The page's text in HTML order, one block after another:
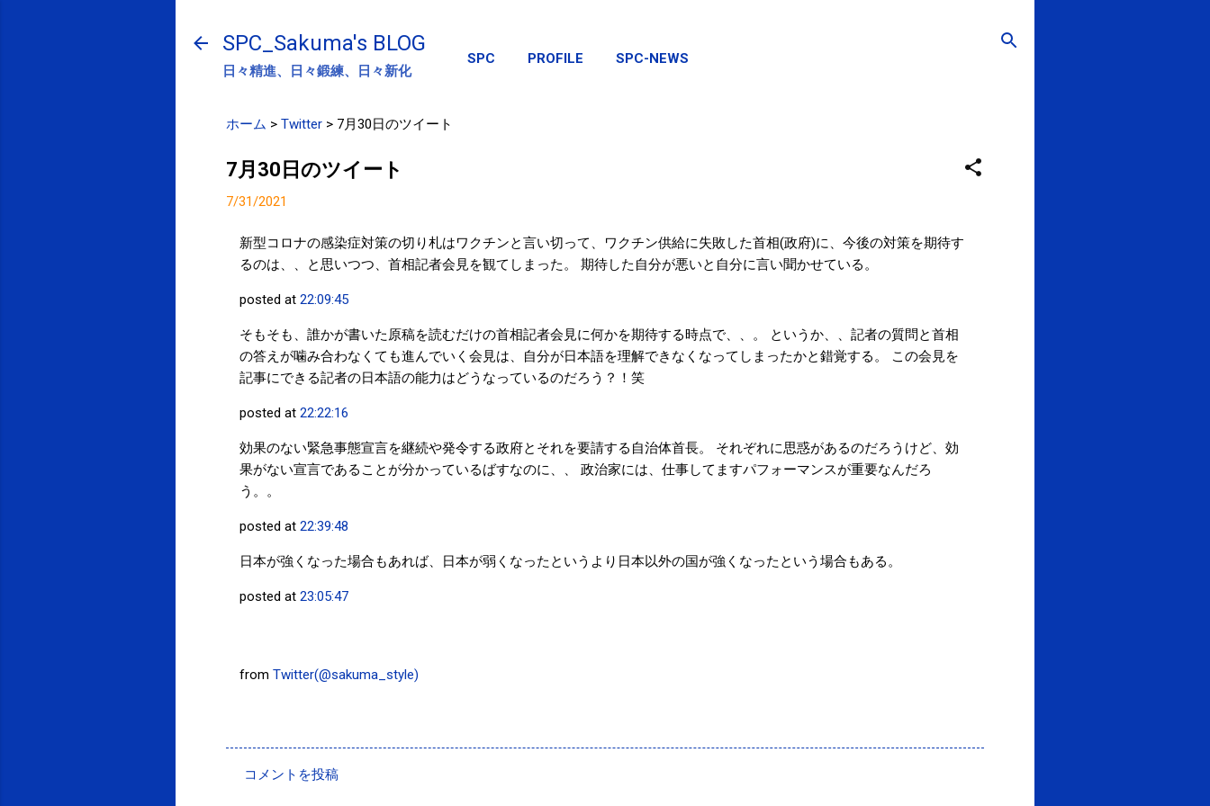
SPC_Sakuma's BLOG
日々精進、日々鍛練、日々新化
SPC PROFILE SPC-NEWS
ホーム > Twitter > 7月30日のツイート
7月30日のツイート
7/31/2021
新型コロナの感染症対策の切り札はワクチンと言い切って、ワクチン供給に失敗した首相(政府)に、今後の対策を期待す
るのは、、と思いつつ、首相記者会見を観てしまった。 期待した自分が悪いと自分に言い聞かせている。
posted at 22:09:45
そもそも、誰かが書いた原稿を読むだけの首相記者会見に何かを期待する時点で、、。 というか、、記者の質問と首相
の答えが噛み合わなくても進んでいく会見は、自分が日本語を理解できなくなってしまったかと錯覚する。 この会見を
記事にできる記者の日本語の能力はどうなっているのだろう？！笑
posted at 22:22:16
効果のない緊急事態宣言を継続や発令する政府とそれを要請する自治体首長。 それぞれに思惑があるのだろうけど、効
果がない宣言であることが分かっているばすなのに、、 政治家には、仕事してますパフォーマンスが重要なんだろ
う。。
posted at 22:39:48
日本が強くなった場合もあれば、日本が弱くなったというより日本以外の国が強くなったという場合もある。
posted at 23:05:47
from Twitter(@sakuma_style)
コメントを投稿